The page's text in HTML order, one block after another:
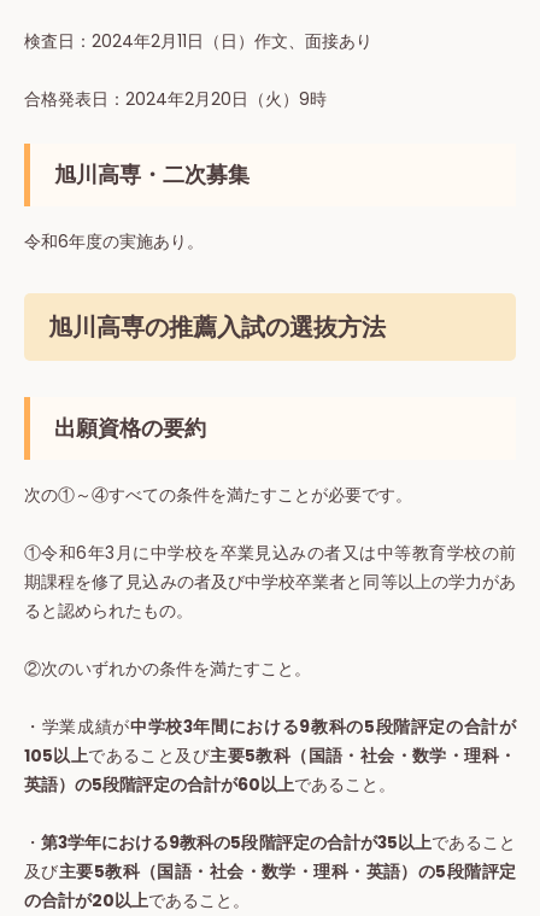
検査⽇：2024年2⽉11⽇（⽇）作文、面接あり
合格発表⽇：2024年2月20日（火）9時
旭川高専・二次募集
令和6年度の実施あり。
旭川高専の推薦入試の選抜方法
出願資格の要約
次の①～④すべての条件を満たすことが必要です。
①令和6年3月に中学校を卒業見込みの者又は中等教育学校の前
期課程を修了見込みの者及び中学校卒業者と同等以上の学力があ
ると認められたもの。
②次のいずれかの条件を満たすこと。
・学業成績が中学校3年間における9教科の5段階評定の合計が
105以上であること及び主要5教科（国語・社会・数学・理科・
英語）の5段階評定の合計が60以上であること。
・第3学年における9教科の5段階評定の合計が35以上であること
及び主要5教科（国語・社会・数学・理科・英語）の5段階評定
の合計が20以上であること。